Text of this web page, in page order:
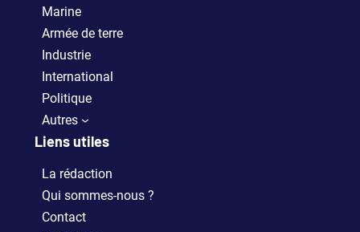
Marine
Armée de terre
Industrie
International
Politique
Autres
Liens utiles
La rédaction
Qui sommes-nous ?
Contact